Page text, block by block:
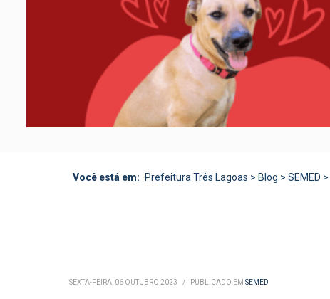
Você está em: Prefeitura Três Lagoas > Blog > SEMED >
SEXTA-FEIRA, 06 OUTUBRO 2023 / PUBLICADO EM SEMED